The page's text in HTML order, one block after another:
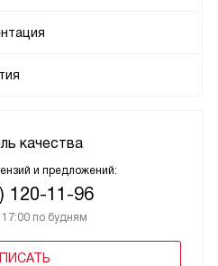
качества
и предложений:
120-11-96
по будням